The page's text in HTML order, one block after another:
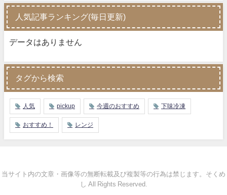
人気記事ランキング(毎日更新)
データはありません
タグから検索
人気 pickup 今週のおすすめ 下味冷凍
おすすめ！ レンジ
当サイト内の文章・画像等の無断転載及び複製等の行為は禁じます。そくめ
し All Rights Reserved.